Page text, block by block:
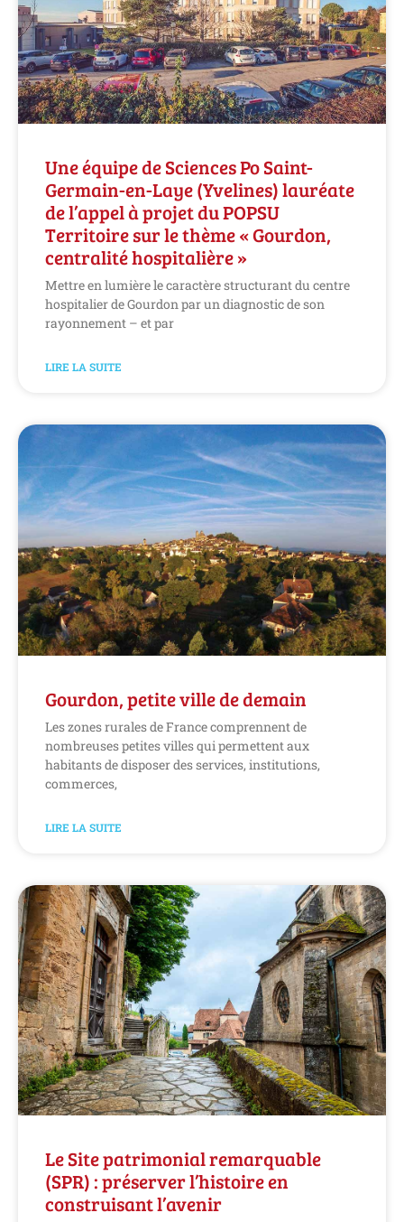
Une équipe de Sciences Po Saint-
Germain-en-Laye (Yvelines) lauréate
de l’appel à projet du POPSU
Territoire sur le thème « Gourdon,
centralité hospitalière »
Mettre en lumière le caractère structurant du centre
hospitalier de Gourdon par un diagnostic de son
rayonnement – et par
LIRE LA SUITE
Gourdon, petite ville de demain
Les zones rurales de France comprennent de
nombreuses petites villes qui permettent aux
habitants de disposer des services, institutions,
commerces,
LIRE LA SUITE
Le Site patrimonial remarquable
(SPR) : préserver l’histoire en
construisant l’avenir